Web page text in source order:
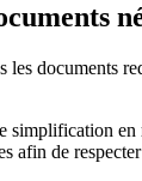
les documents
simplification en
afin de